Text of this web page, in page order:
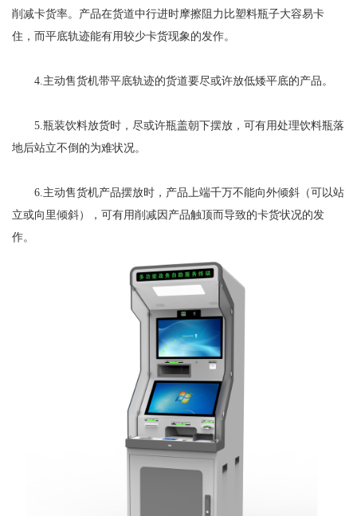
削减卡货率。产品在货道中行进时摩擦阻力比塑料瓶子大容易卡
住，而平底轨迹能有用较少卡货现象的发作。
4.主动售货机带平底轨迹的货道要尽或许放低矮平底的产品。
5.瓶装饮料放货时，尽或许瓶盖朝下摆放，可有用处理饮料瓶落
地后站立不倒的为难状况。
6.主动售货机产品摆放时，产品上端千万不能向外倾斜（可以站
立或向里倾斜），可有用削减因产品触顶而导致的卡货状况的发
作。